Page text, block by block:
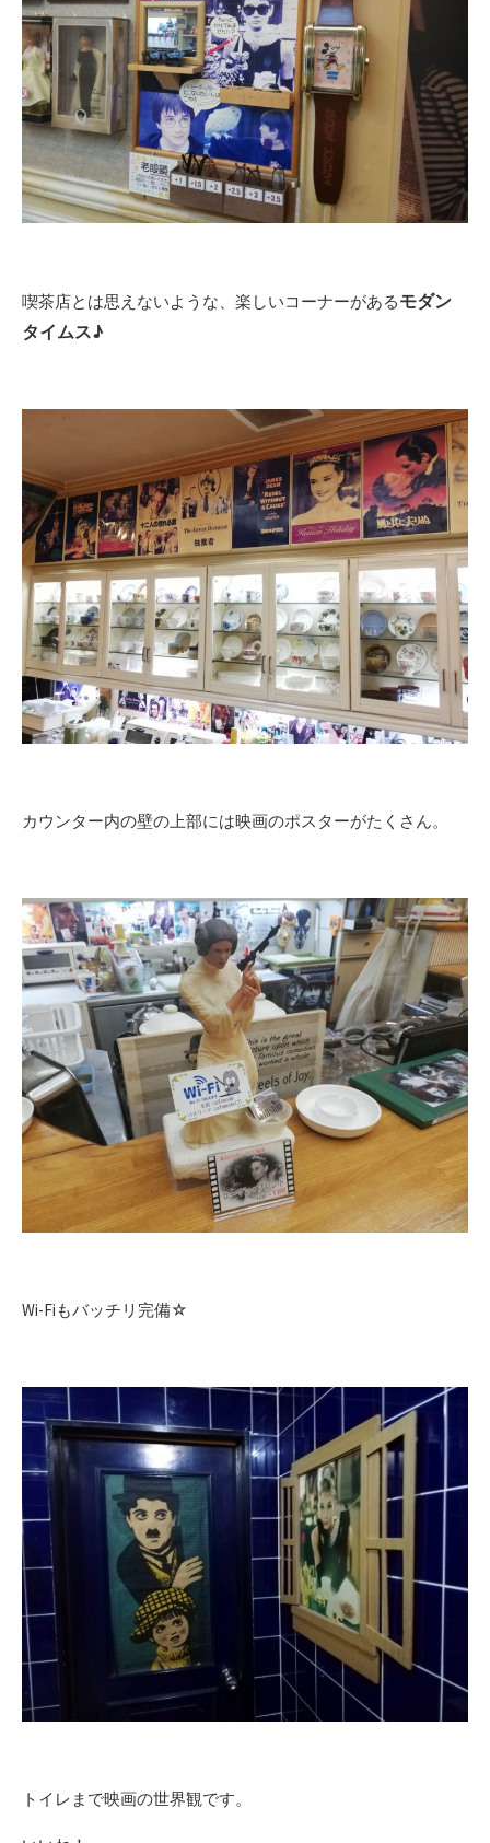
喫茶店とは思えないような、楽しいコーナーがあるモダン
タイムス♪
カウンター内の壁の上部には映画のポスターがたくさん。
Wi-Fiもバッチリ完備☆
トイレまで映画の世界観です。